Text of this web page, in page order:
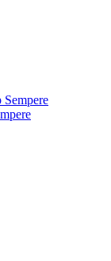
Sempere